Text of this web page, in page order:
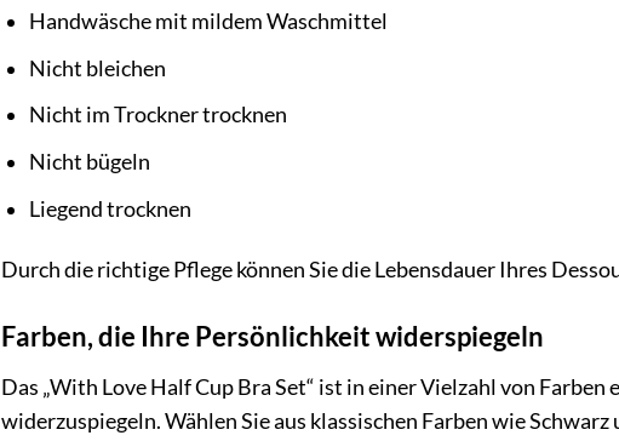
Handwäsche mit mildem Waschmittel
Nicht bleichen
Nicht im Trockner trocknen
Nicht bügeln
Liegend trocknen
Durch die richtige Pflege können Sie die Lebensdauer Ihres
Farben, die Ihre Persönlichkeit widerspiegeln
Das „With Love Half Cup Bra Set“ ist in einer Vielzahl von
widerzuspiegeln. Wählen Sie aus klassischen Farben wie